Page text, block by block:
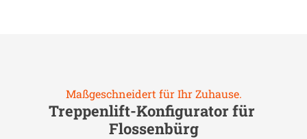
Maßgeschneidert für Ihr Zuhause.
Treppenlift-Konfigurator für
Flossenbürg